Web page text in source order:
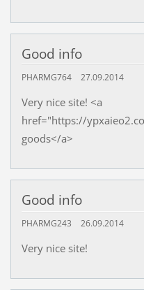
Good info
PHARMG764 27.09.2014
Very nice site! <a
href="https://
goods</a>
Good info
PHARMG243 26.09.2014
Very nice site!